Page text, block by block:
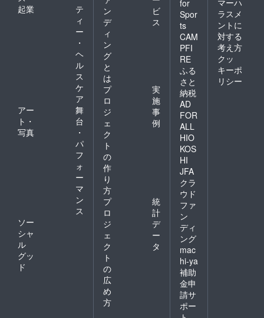
起業
テ
ィ
ー
・
ヘ
ル
ス
ケ
ア
アー
ト・
写真
舞
台
・
パ
フ
ォ
ー
マ
ン
ス
ソー
シャ
ル
グッ
ド
ン
デ
ィ
ン
グ
と
は
ビ
ス
プ
ロ
ジ
ェ
ク
ト
の
作
り
方
実
施
事
例
プ
ロ
ジ
ェ
ク
ト
の
広
め
方
統
計
デ
ー
タ
for
Spor
ts
CAM
PFI
RE
ふる
さと
納税
AD
FOR
ALL
HIO
KOS
HI
JFA
クラ
ウド
ファ
ン
ディ
ング
mac
hi-ya
補助
金申
請サ
ポー
マーハ
ラスメ
ントに
対する
考え方
クッ
キーポ
リシー